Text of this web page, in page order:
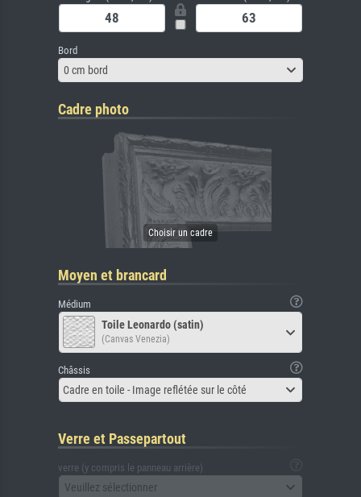
Bord
0 cm bord
Cadre photo
Moyen et brancard
Médium
Toile Leonardo (satin)
(Canvas Venezia)
Châssis
Cadre en toile - Image reflétée sur le côté
Verre et Passepartout
verre (y compris le panneau arrière)
Veuillez sélectionner